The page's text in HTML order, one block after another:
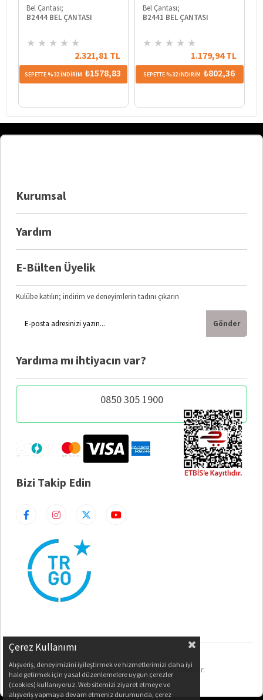
Bel Çantası;
B2444 BEL ÇANTASI
★ ★ ★ ★ ★
2.321,81 TL
SEPETTE %32 İNDİRİM ₺1578,83
Bel Çantası;
B2441 BEL ÇANTASI
★ ★ ★ ★ ★
1.179,94 TL
SEPETTE %32 İNDİRİM ₺802,36
Kurumsal
Yardım
E-Bülten Üyelik
Kulübe katılın; indirim ve deneyimlerin tadını çıkarın
Gönder
Yardıma mı ihtiyacın var?
0850 305 1900
Bizi Takip Edin
© Copyright 2026 Valiz / Her Hakkı Saklıdır.
Çerez Kullanımı
Alışveriş, deneyimizini iyileştirmek ve hizmetlerimizi daha iyi
hale getirmek için yasal düzenlemelere uygun çerezler
(cookies) kullanıyoruz. Web sitemizi ziyaret etmeye ve
alışveriş yapmaya devam etmeniz durumunda, çerez